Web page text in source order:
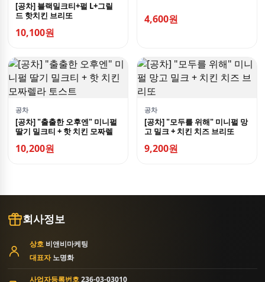
[공차] 블랙밀크티+펄 L+그릴
드 핫치킨 브리또
10,100원
4,600원
공차
[공차] "출출한 오후엔" 미니펄
딸기 밀크티 + 핫 치킨 모짜렐
10,200원
공차
[공차] "모두를 위해" 미니펄 망
고 밀크 + 치킨 치즈 브리또
9,200원
회사정보
상호 비앤비마케팅
대표자노명화
사업자등록번호236-03-03010